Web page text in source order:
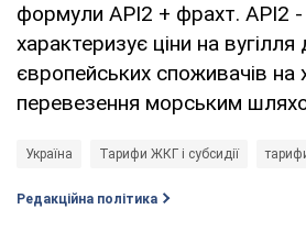
формули API2 + фрахт. API2 -
характеризує ціни на
європейських споживачів на
перевезення морським
Україна Тарифи ЖКГ і субсидії
Редакційна політика